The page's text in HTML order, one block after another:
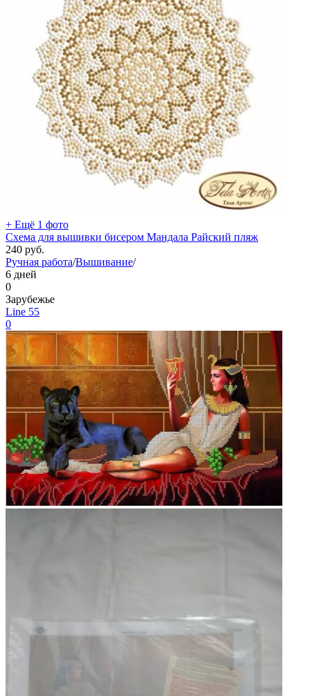
+ Ещё 1 фото
Схема для вышивки бисером Мандала Райский пляж
240 руб.
Ручная работа/Вышивание/
6 дней
0
Зарубежье
Line 55
0